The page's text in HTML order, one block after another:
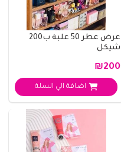
عرض عطر 50 علبة ب200
شيكل
₪200
اضافة الي السلة